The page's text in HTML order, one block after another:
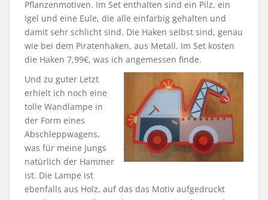
Pflanzenmotiven. Im Set enthalten sind ein Pilz, ein
Igel und eine Eule, die alle einfarbig gehalten und
damit sehr schlicht sind. Die Haken selbst sind, genau
wie bei dem Piratenhaken, aus Metall. Im Set kosten
die Haken 7,99€, was ich angemessen finde.
Und zu guter Letzt
erhielt ich noch eine
tolle Wandlampe in
der Form eines
Abschleppwagens,
was für meine Jungs
natürlich der Hammer
ist. Die Lampe ist
ebenfalls aus Holz, auf das das Motiv aufgedruckt